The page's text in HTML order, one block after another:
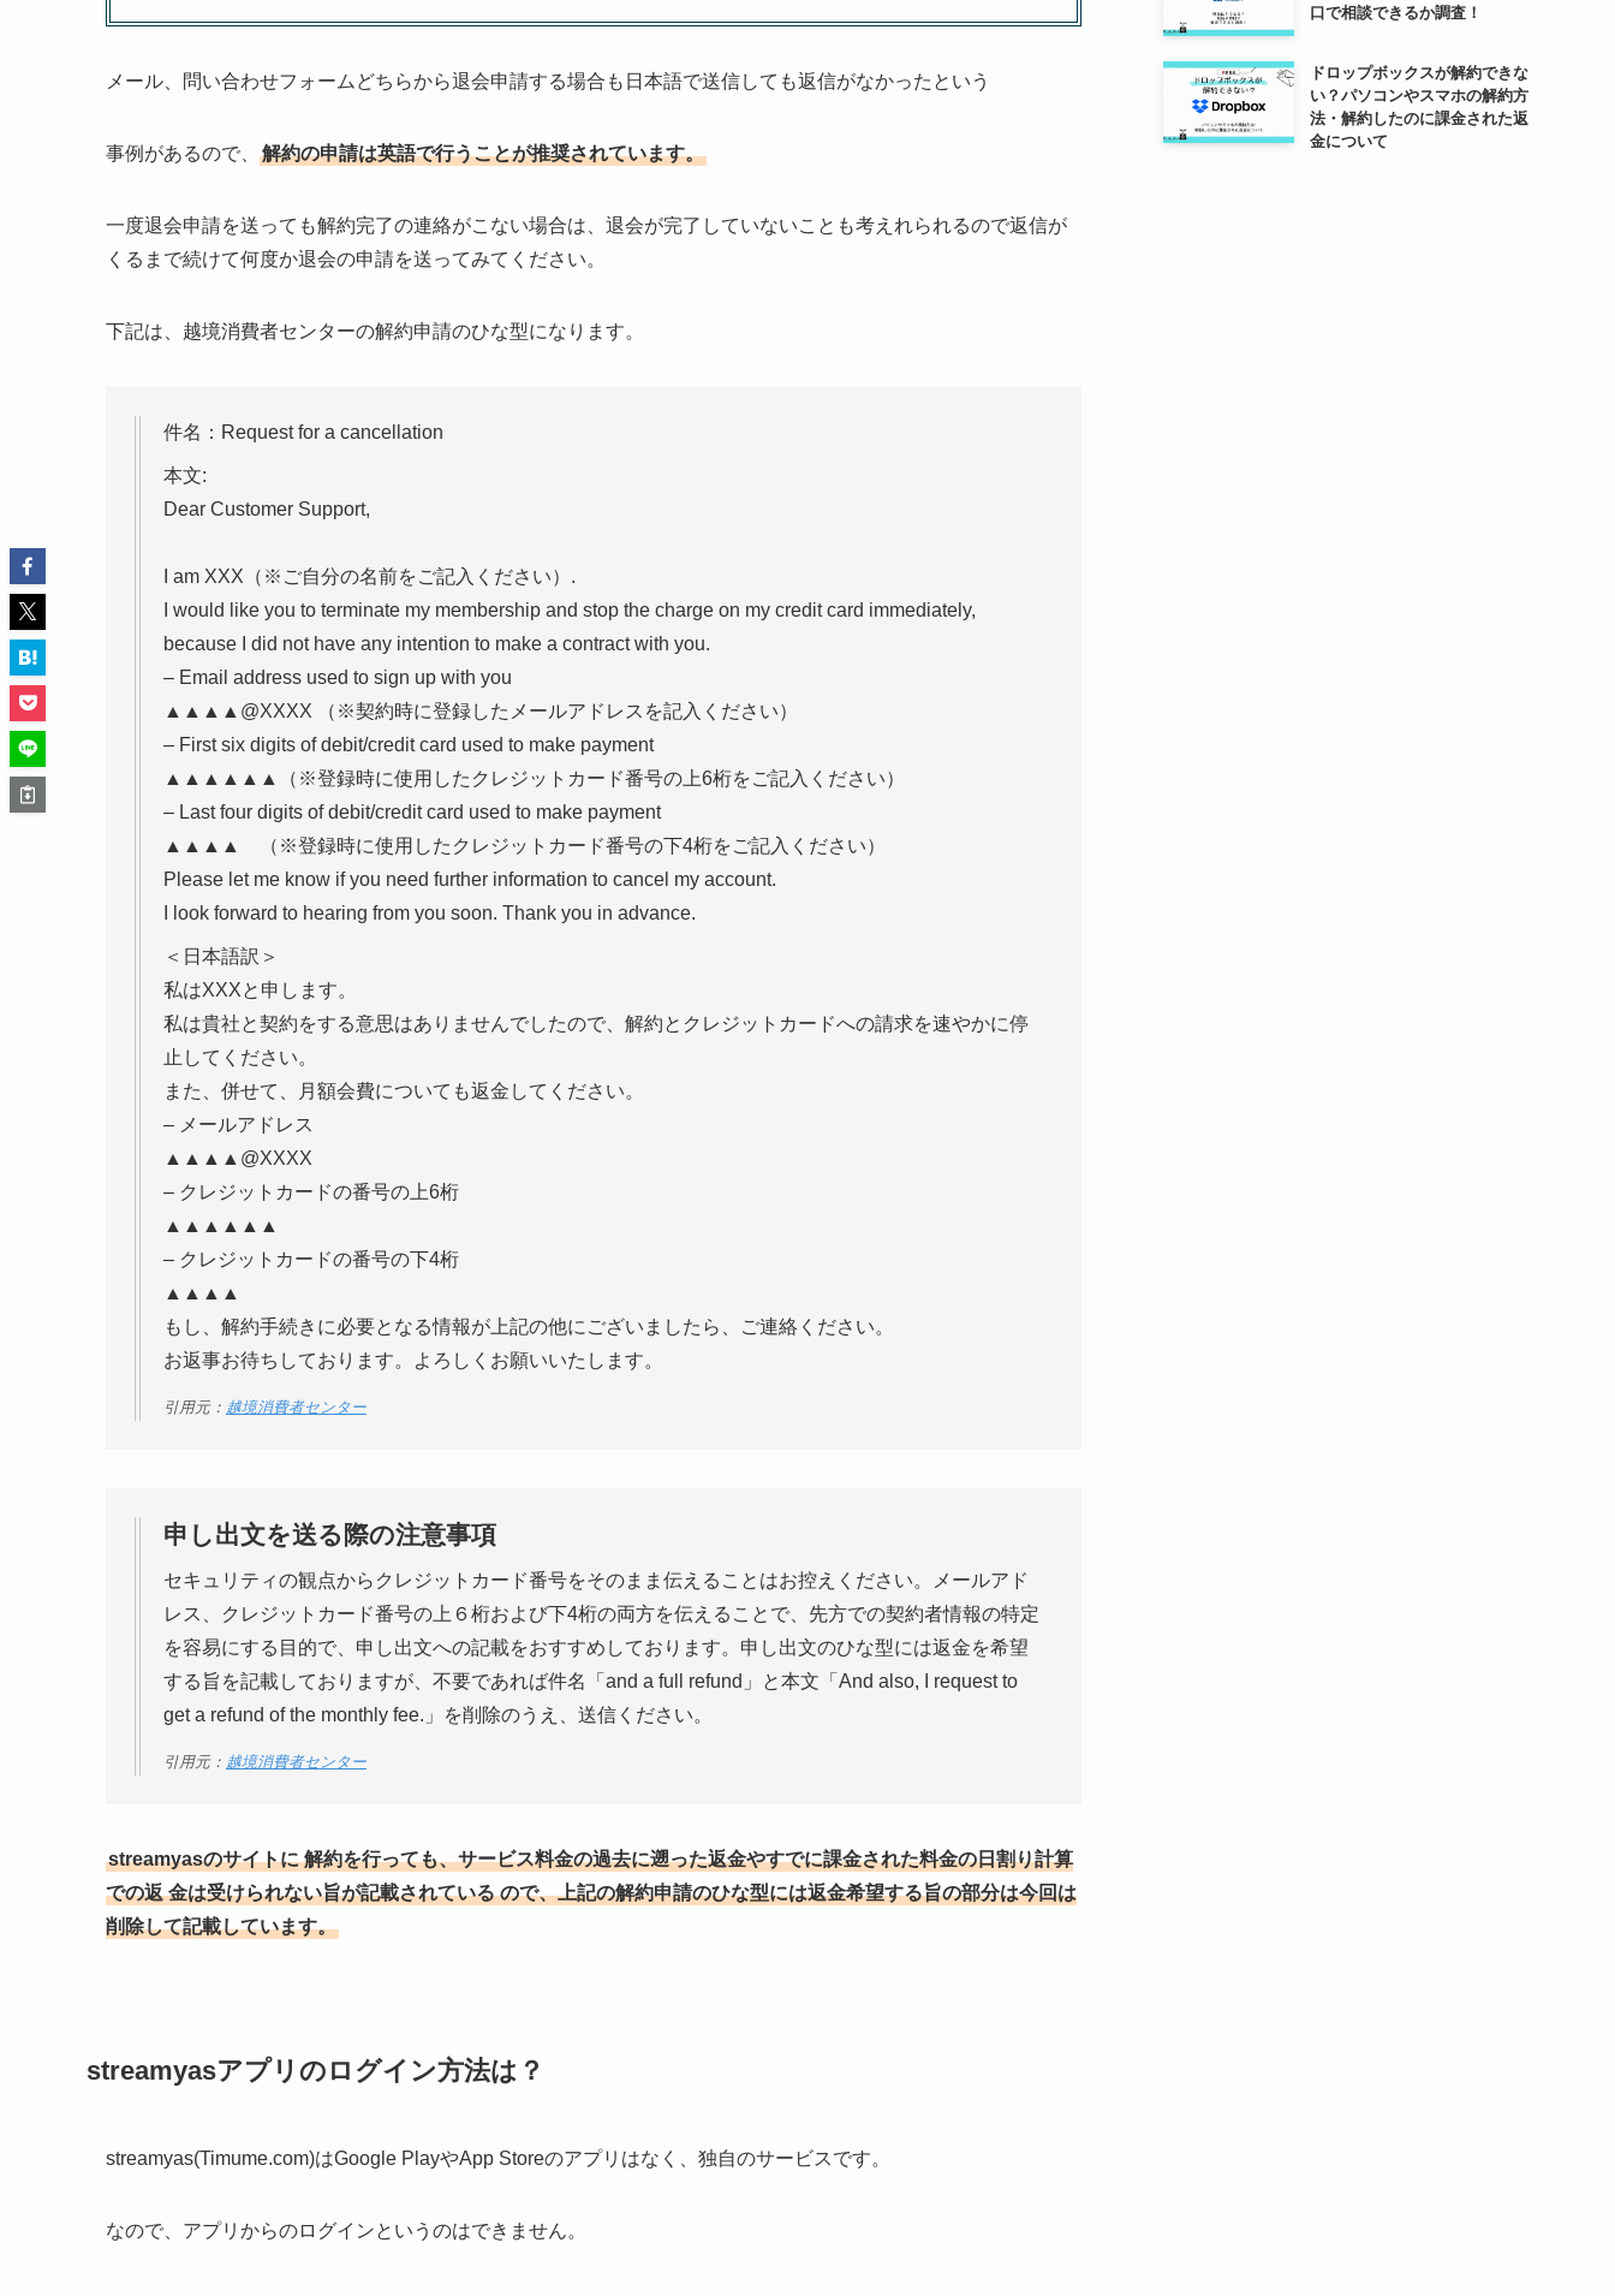
メール、問い合わせフォームどちらから退会申請する場合も日本語で送信しても返信がなかったという
事例があるので、 解約の申請は英語で行うことが推奨されています。
一度退会申請を送っても解約完了の連絡がこない場合は、退会が完了していないことも考えれられるので返信が
くるまで続けて何度か退会の申請を送ってみてください。
下記は、越境消費者センターの解約申請のひな型になります。
件名：Request for a cancellation
本文:
Dear Customer Support,
I am XXX（※ご自分の名前をご記入ください）.
I would like you to terminate my membership and stop the charge on my credit card immediately,
because I did not have any intention to make a contract with you.
– Email address used to sign up with you
▲▲▲▲@XXXX （※契約時に登録したメールアドレスを記入ください）
– First six digits of debit/credit card used to make payment
▲▲▲▲▲▲（※登録時に使用したクレジットカード番号の上6桁をご記入ください）
– Last four digits of debit/credit card used to make payment
▲▲▲▲ （※登録時に使用したクレジットカード番号の下4桁をご記入ください）
Please let me know if you need further information to cancel my account.
I look forward to hearing from you soon. Thank you in advance.
＜日本語訳＞
私はXXXと申します。
私は貴社と契約をする意思はありませんでしたので、解約とクレジットカードへの請求を速やかに停
止してください。
また、併せて、月額会費についても返金してください。
– メールアドレス
▲▲▲▲@XXXX
– クレジットカードの番号の上6桁
▲▲▲▲▲▲
– クレジットカードの番号の下4桁
▲▲▲▲
もし、解約手続きに必要となる情報が上記の他にございましたら、ご連絡ください。
お返事お待ちしております。よろしくお願いいたします。
引用元： 越境消費者センター
申し出文を送る際の注意事項
セキュリティの観点からクレジットカード番号をそのまま伝えることはお控えください。メールアド
レス、クレジットカード番号の上６桁および下4桁の両方を伝えることで、先方での契約者情報の特定
を容易にする目的で、申し出文への記載をおすすめしております。申し出文のひな型には返金を希望
する旨を記載しておりますが、不要であれば件名「and a full refund」と本文「And also, I request to
get a refund of the monthly fee.」を削除のうえ、送信ください。
引用元： 越境消費者センター
streamyasのサイトに 解約を行っても、サービス料金の過去に遡った返金やすでに課金された料金の日割り計算
での返 金は受けられない旨が記載されている ので、上記の解約申請のひな型には返金希望する旨の部分は今回は
削除して記載しています。
streamyasアプリのログイン方法は？
streamyas(Timume.com)はGoogle PlayやApp Storeのアプリはなく、独自のサービスです。
なので、アプリからのログインというのはできません。
口で相談できるか調査！
ドロップボックスが解約できな
い？パソコンやスマホの解約方
法・解約したのに課金された返
金について